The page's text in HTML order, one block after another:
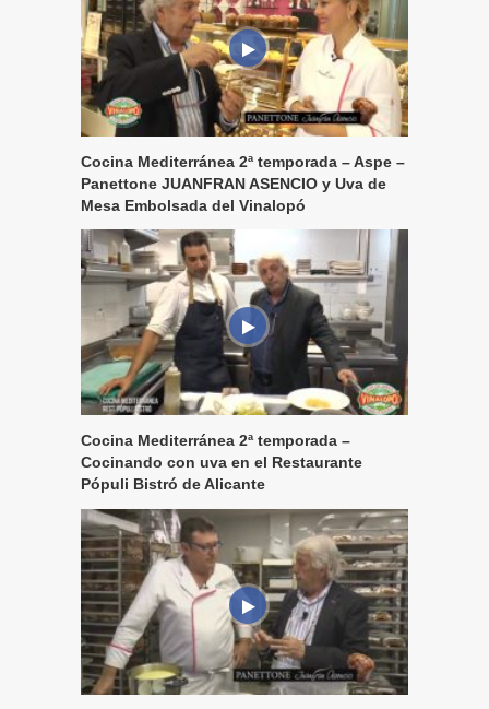
Cocina Mediterránea 2ª temporada – Aspe –
Panettone JUANFRAN ASENCIO y Uva de
Mesa Embolsada del Vinalopó
Cocina Mediterránea 2ª temporada –
Cocinando con uva en el Restaurante
Pópuli Bistró de Alicante